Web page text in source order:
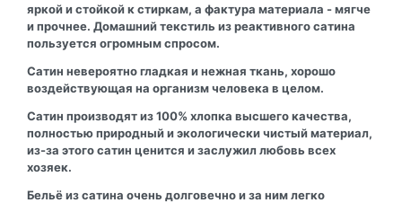
яркой и стойкой к стиркам, а фактура материала - мягче
и прочнее. Домашний текстиль из реактивного сатина
пользуется огромным спросом.
Сатин невероятно гладкая и нежная ткань, хорошо
воздействующая на организм человека в целом.
Сатин производят из 100% хлопка высшего качества,
полностью природный и экологически чистый материал,
из-за этого сатин ценится и заслужил любовь всех
хозяек.
Бельё из сатина очень долговечно и за ним легко